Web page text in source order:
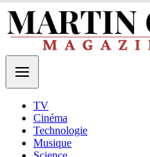
TV
Cinéma
Technologie
Musique